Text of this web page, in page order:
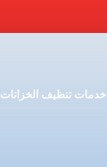
خدمات تنظيف الخزانات